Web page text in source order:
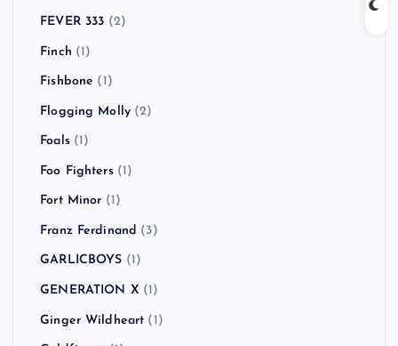
FEVER 333 (2)
Finch (1)
Fishbone (1)
Flogging Molly (2)
Foals(1)
Foo Fighters(1)
Fort Minor (1)
Franz Ferdinand (3)
GARLICBOYS (1)
GENERATION X (1)
Ginger Wildheart (1)